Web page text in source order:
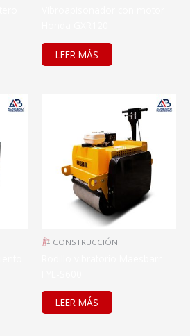
LEER MÁS
CONSTRUCCIÓN
LEER MÁS